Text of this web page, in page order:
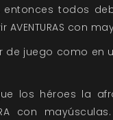
todos
con
de juego como en
los héroes la
con